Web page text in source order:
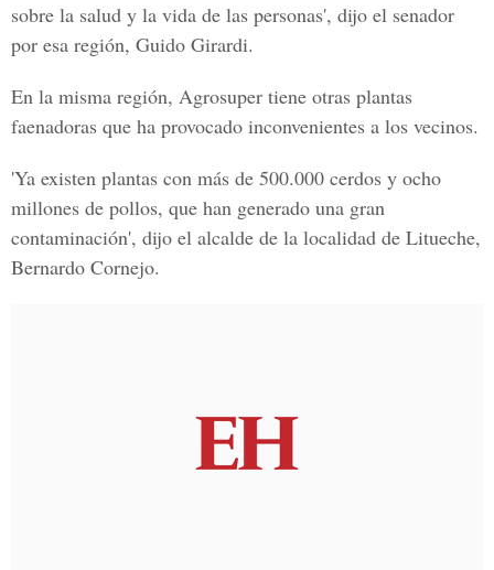
sobre la salud y la vida de las personas', dijo el senador
por esa región, Guido Girardi.
En la misma región, Agrosuper tiene otras plantas
faenadoras que ha provocado inconvenientes a los vecinos.
'Ya existen plantas con más de 500.000 cerdos y ocho
millones de pollos, que han generado una gran
contaminación', dijo el alcalde de la localidad de Litueche,
Bernardo Cornejo.